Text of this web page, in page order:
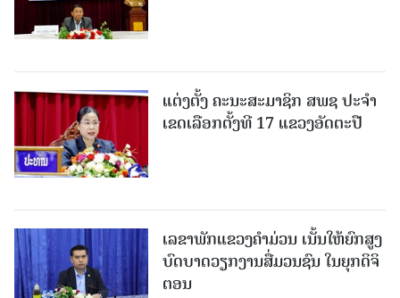
ແຕ່ງຕັ້ງ ຄະນະສະມາຊິກ ສພຊ ປະຈຳ
ເຂດເລືອກຕັ້ງທີ 17 ແຂວງອັດຕະປື
ເລຂາພັກແຂວງຄໍາມ່ວນ ເນັ້ນໃຫ້ຍົກສູງ
ບົດບາດວຽກງານສື່ມວນຊົນ ໃນຍຸກດິຈິ
ຕອນ